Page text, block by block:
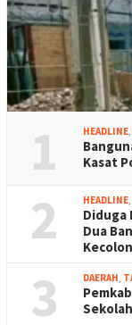
1 HEADLINE,
Kasat
2 HEADLINE,
Diduga
Dua
3 DAERAH,